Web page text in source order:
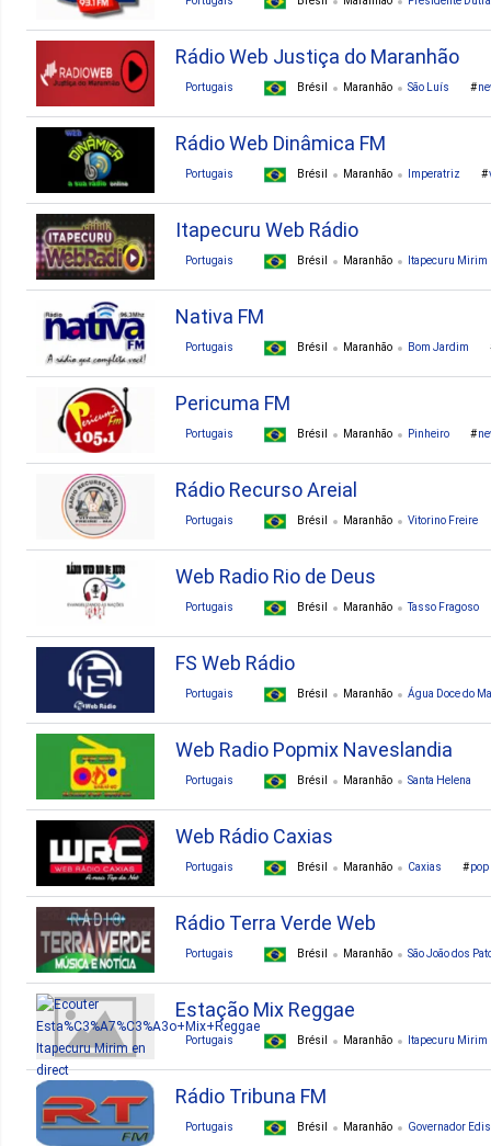
Rádio Web Justiça do Maranhão
Portugais Brésil Maranhão São Luís
Rádio Web Dinâmica FM
Portugais Brésil Maranhão Imperatriz
Itapecuru Web Rádio
Portugais Brésil Maranhão Itapecuru Mirim
Nativa FM
Portugais Brésil Maranhão Bom Jardim
Pericuma FM
Portugais Brésil Maranhão Pinheiro
Rádio Recurso Areial
Portugais Brésil Maranhão Vitorino Freire
Web Radio Rio de Deus
Portugais Brésil Maranhão Tasso Fragoso
FS Web Rádio
Portugais Brésil Maranhão Água Doce do
Web Radio Popmix Naveslandia
Portugais Brésil Maranhão Santa Helena
Web Rádio Caxias
Portugais Brésil Maranhão Caxias pop
Rádio Terra Verde Web
Portugais Brésil Maranhão São João dos
Estação Mix Reggae
Portugais Brésil Maranhão Itapecuru Mirim
Rádio Tribuna FM
Portugais Brésil Maranhão Governador